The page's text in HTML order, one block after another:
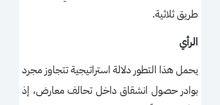
طريق ثلاثية.
الرأي
يحمل هذا التطور دلالة استراتيجية تتجاوز مجرد
بوادر حصول انشقاق داخل تحالف معارض، إذ